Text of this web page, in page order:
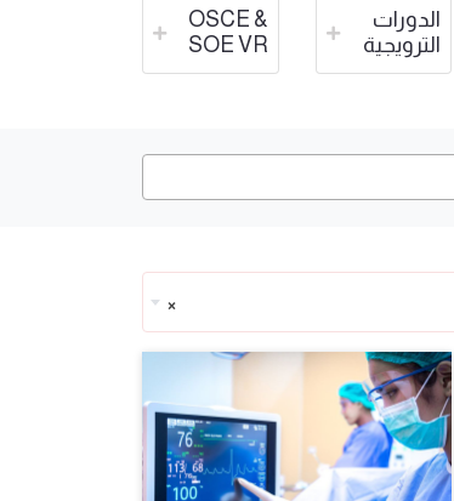
الدورات
الترويجية
OSCE &
SOE VR
×